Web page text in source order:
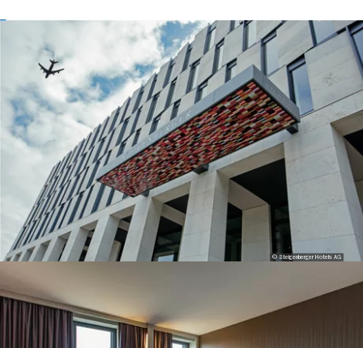
© Steigenberger Hotels AG